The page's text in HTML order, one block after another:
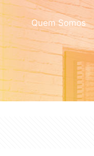
Quem Somos